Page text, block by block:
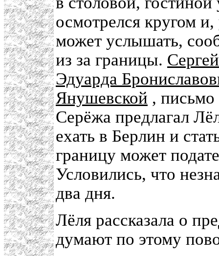
осмотрелся кругом
может услышать,
из за границы.
Эдуарда
Янушевской ,
Серёжа предлагал
ехать в Берлин и
границу может
Условились, что
два дня.
Лёля рассказала о
думают по этому